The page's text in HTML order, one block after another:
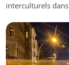
interculturels